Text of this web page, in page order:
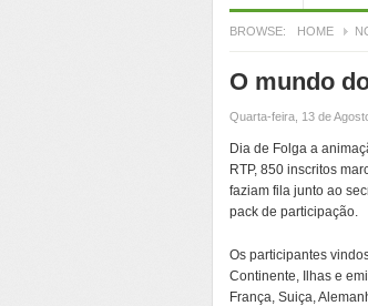
BROWSE: HOME
O mundo
Quarta-feira, 13 de
Dia de Folga a
RTP, 850 inscritos
faziam fila junto ao
pack de participação.
Os participantes
Continente, Ilhas e
França, Suiça,